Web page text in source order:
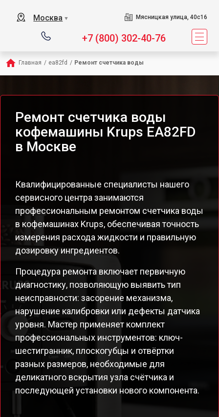
Москва ▼ Мясницкая улица, 40с16
+7 (800) 302-40-76
Главная / ea82fd / Ремонт счетчика воды
Ремонт счетчика воды
кофемашины Krups EA82FD
в Москве
Квалифицированные специалисты нашего
сервисного центра занимаются
профессиональным ремонтом счетчика воды
в кофемашинах Krups, обеспечивая точность
измерения расхода жидкости и правильную
дозировку ингредиентов.
Процедура ремонта включает первичную
диагностику, позволяющую выявить тип
неисправности: засорение механизма,
нарушение калибровки или дефекты датчика
уровня. Мастер применяет комплект
профессиональных инструментов: ключ-
шестигранник, плоскогубцы и отвёртки
разных размеров, необходимые для
деликатного вскрытия узла счётчика и
последующей установки нового компонента.